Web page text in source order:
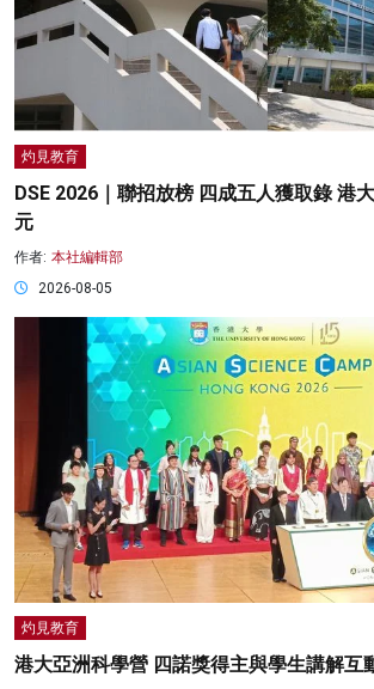
灼見教育
DSE 2026｜聯招放榜 四成五人獲取錄 港
元
作者: 本社編輯部
2026-08-05
灼見教育
港大亞洲科學營 四諾獎得主與學生講解互